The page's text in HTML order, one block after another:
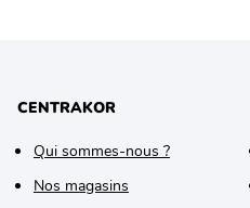
CENTRAKOR
Qui sommes-nous ?
Nos magasins